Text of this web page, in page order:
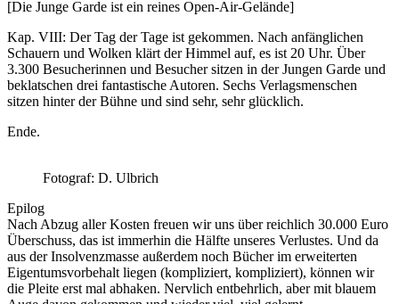
[Die Junge Garde ist ein reines Open-Air-Gelände]
Kap. VIII: Der Tag der Tage ist gekommen. Nach anfänglichen
Schauern und Wolken klärt der Himmel auf, es ist 20 Uhr. Über
3.300 Besucherinnen und Besucher sitzen in der Jungen Garde und
beklatschen drei fantastische Autoren. Sechs Verlagsmenschen
sitzen hinter der Bühne und sind sehr, sehr glücklich.
Ende.
Fotograf: D. Ulbrich
Epilog
Nach Abzug aller Kosten freuen wir uns über reichlich 30.000 Euro
Überschuss, das ist immerhin die Hälfte unseres Verlustes. Und da
aus der Insolvenzmasse außerdem noch Bücher im erweiterten
Eigentumsvorbehalt liegen (kompliziert, kompliziert), können wir
die Pleite erst mal abhaken. Nervlich entbehrlich, aber mit blauem